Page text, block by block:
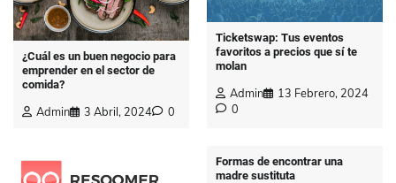
¿Cuál es un buen negocio para
emprender en el sector de
comida?
Admin 3 Abril, 2024 0
Ticketswap: Tus eventos
favoritos a precios que sí te
molan
Admin
13 Febrero, 2024
0
Formas de encontrar una
madre sustituta